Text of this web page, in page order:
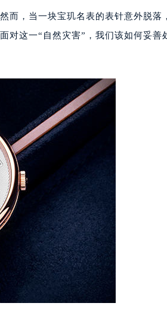
而，当一块宝玑名表的表针意外脱落
对这一“自然灾害”，我们该如何妥善